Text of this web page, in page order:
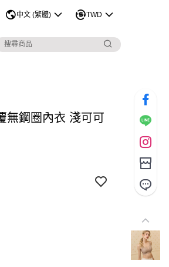
中文 (繁體) TWD
無鋼圈內衣 淺可可